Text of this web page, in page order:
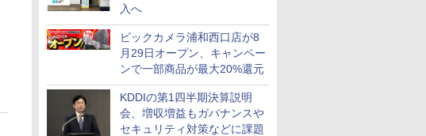
入へ
ビックカメラ浦和西口店が8
月29日オープン、キャンペー
ンで一部商品が最大20%還元
KDDIの第1四半期決算説明
会、増収増益もガバナンスや
セキュリティ対策などに課題